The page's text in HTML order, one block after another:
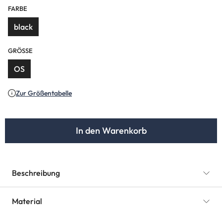
FARBE
black
GRÖSSE
OS
Zur Größentabelle
In den Warenkorb
Beschreibung
Material